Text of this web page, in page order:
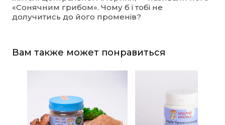
«Сонячним грибом». Чому б і тобі не
долучитись до його променів?
Вам также может понравиться